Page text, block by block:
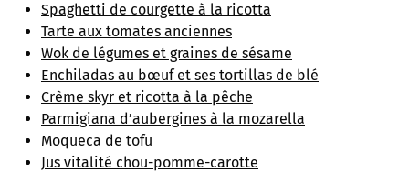
Spaghetti de courgette à la ricotta
Tarte aux tomates anciennes
Wok de légumes et graines de sésame
Enchiladas au bœuf et ses tortillas de blé
Crème skyr et ricotta à la pêche
Parmigiana d’aubergines à la mozarella
Moqueca de tofu
Jus vitalité chou-pomme-carotte